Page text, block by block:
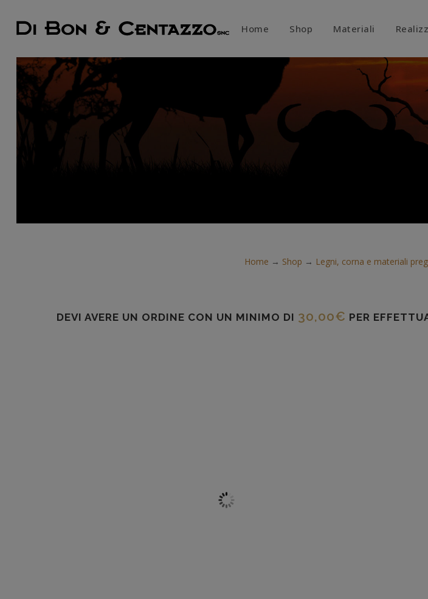
Home Shop Materiali
Home → Shop → Legni, corna e materiali
DEVI AVERE UN ORDINE CON UN MINIMO DI 30,00€ PER